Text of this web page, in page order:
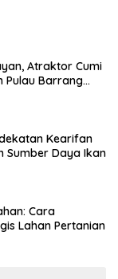
Atraktor Cumi
Pulau Barrang
Kearifan
Sumber Daya Ikan
Cara
Lahan Pertanian